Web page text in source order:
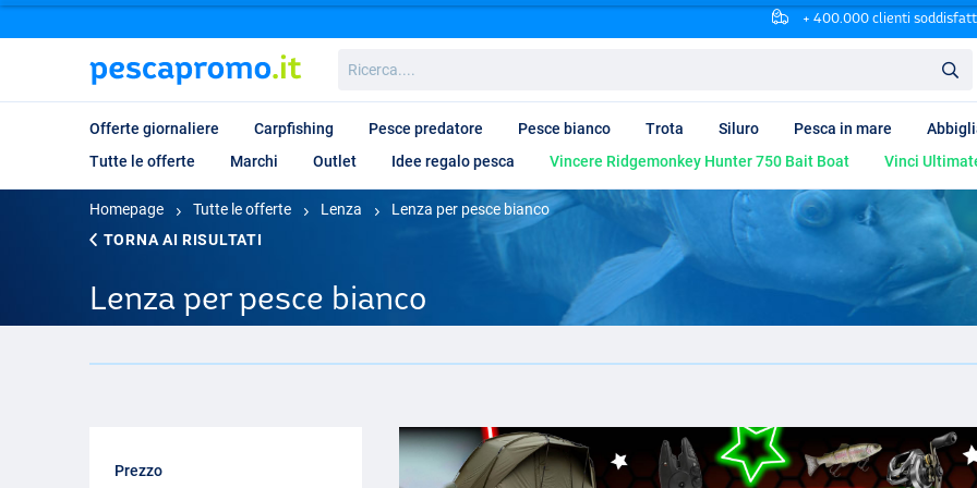
+ 400.000 clienti
Offerte giornaliere Carpfishing Pesce predatore Pesce bianco Trota Siluro Pesca in mare
Tutte le offerte
Marchi Outlet Idee regalo pesca Vincere Ridgemonkey Hunter 750 Bait Boat Vinci
Homepage Tutte le offerte Lenza
Lenza per pesce bianco
TORNA AI RISULTATI
Lenza per pesce bianco
Prezzo